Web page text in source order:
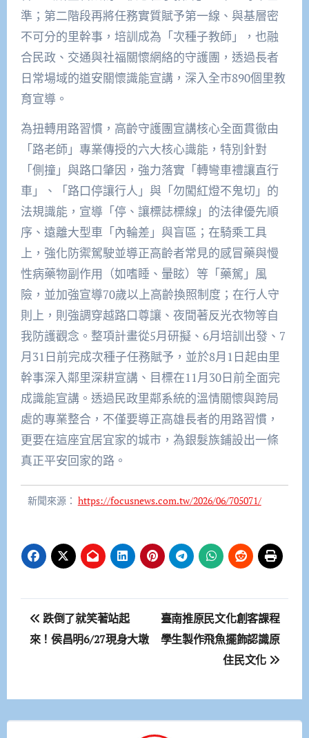
準；第二階段再將任務實質賦予第一線、與基層密
不可分的里幹事，培訓成為「次種子教師」，也融
合民政、交通與社福關懷網絡的守護團，透過長者
日常場域的道安關懷識能宣講，深入全市890個里教
育宣導。
為扭轉用路習慣，高齡守護團宣講核心全面貫徹由
「路老師」專業傳授的六大核心識能，特別針對
「側撞」與路口肇因，強力落實「轉彎車禮讓直行
車」、「路口停讓行人」與「勿闖紅燈不鬼切」的
法規識能，宣導「停、讓標誌標線」的法律優先順
序、遠離大型車「內輪差」與盲區；在騎乘工具
上，強化防禦駕駛並導正高齡者常見的感冒藥與慢
性病藥物副作用（如嗜睡、暈眩）等「藥駕」風
險，並加強宣導70歲以上高齡換照制度；在行人守
則上，則強調穿越路口尊讓、夜間著反光衣物等自
我防護觀念。整項計畫從5月研擬、6月培訓出發、7
月31日前完成次種子任務賦予，並於8月1日起由里
幹事深入鄰里深耕宣講、目標在11月30日前全面完
成識能宣講。透過民政里鄰系統的溫情關懷與跨局
處的專業整合，不僅要導正高雄長者的用路習慣，
更要在這座宜居宜家的城市，為銀髮族鋪設出一條
真正平安回家的路。
新聞來源： https://focusnews.com.tw/2026/06/705071/
文
章
覽
跌倒了就笑著站起
來！侯昌明6/27現身大墩
臺南推原民文化創客課程
學生製作飛魚擺飾認識原
住民文化